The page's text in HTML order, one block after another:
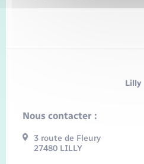
Lilly
Nous contacter :
3 route de Fleury
27480 LILLY